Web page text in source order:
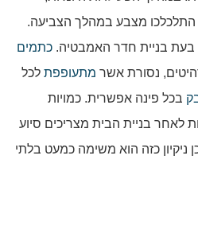
התלכלכו מצבע במהלך הצביעה.
בניית חדר האמבטיה. כתמים
נסורת אשר מתעופפת לכל
בכל פינה אפשרית. כמויות
לאחר בניית הבית מצריכים סיוע
ניקיון כזה הוא משימה כמעט בלתי